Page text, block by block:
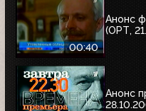
00:40
Анонс
(ОРТ,
Анонс